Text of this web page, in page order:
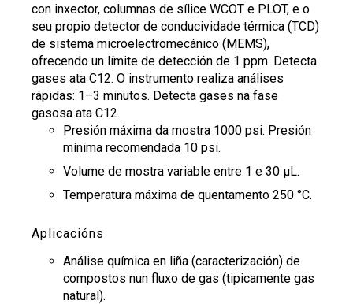
ES EN Search
Buscar
por:
BUSCAR
TwitterInstagramYoutubeLinkedin
con inxector, columnas de sílice WCOT e PLOT, e o
seu propio detector de conducividade térmica (TCD)
de sistema microelectromecánico (MEMS),
ofrecendo un límite de detección de 1 ppm. Detecta
gases ata C12. O instrumento realiza análises
rápidas: 1–3 minutos. Detecta gases na fase
gasosa ata C12.
Presión máxima da mostra 1000 psi. Presión
mínima recomendada 10 psi.
Volume de mostra variable entre 1 e 30 µL.
Temperatura máxima de quentamento 250 °C.
Aplicacións
Análise química en liña (caracterización) de
compostos nun fluxo de gas (tipicamente gas
natural).